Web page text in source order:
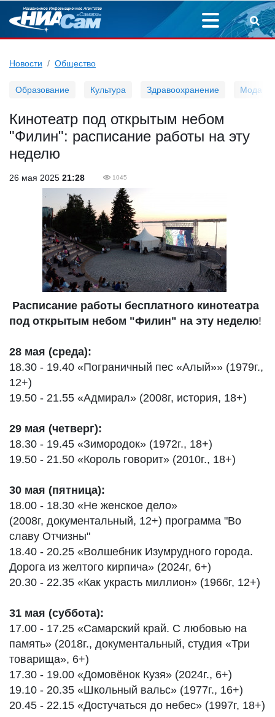
Новости Общество
Образование Культура Здравоохранение Мода
Кинотеатр под открытым небом
"Филин": расписание работы на эту
неделю
26 мая 2025 21:28 1045
Расписание работы бесплатного кинотеатра
под открытым небом "Филин" на эту неделю!
28 мая (среда):
18.30 - 19.40 «Пограничный пес «Алый»» (1979г.,
12+)
19.50 - 21.55 «Адмирал» (2008г, история, 18+)
29 мая (четверг):
18.30 - 19.45 «Зимородок» (1972г., 18+)
19.50 - 21.50 «Король говорит» (2010г., 18+)
30 мая (пятница):
18.00 - 18.30 «Не женское дело»
(2008г, документальный, 12+) программа "Во
славу Отчизны"
18.40 - 20.25 «Волшебник Изумрудного города.
Дорога из желтого кирпича» (2024г, 6+)
20.30 - 22.35 «Как украсть миллион» (1966г, 12+)
31 мая (суббота):
17.00 - 17.25 «Самарский край. С любовью на
память» (2018г., документальный, студия «Три
товарища», 6+)
17.30 - 19.00 «Домовёнок Кузя» (2024г., 6+)
19.10 - 20.35 «Школьный вальс» (1977г., 16+)
20.45 - 22.15 «Достучаться до небес» (1997г, 18+)